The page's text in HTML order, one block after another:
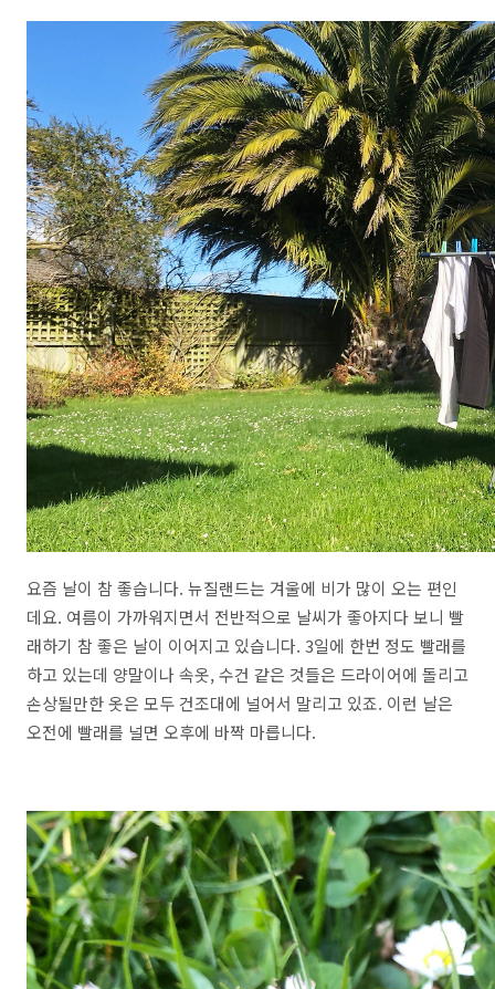
요즘 날이 참 좋습니다. 뉴질랜드는 겨울에 비가 많이 오는 편인
데요. 여름이 가까워지면서 전반적으로 날씨가 좋아지다 보니 빨
래하기 참 좋은 날이 이어지고 있습니다. 3일에 한번 정도 빨래를
하고 있는데 양말이나 속옷, 수건 같은 것들은 드라이어에 돌리고
손상될만한 옷은 모두 건조대에 널어서 말리고 있죠. 이런 날은
오전에 빨래를 널면 오후에 바짝 마릅니다.